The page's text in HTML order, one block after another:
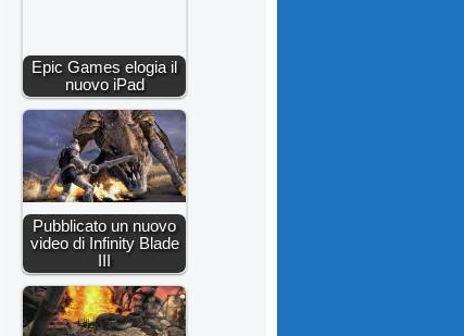
Epic Games elogia il
nuovo iPad
Pubblicato un nuovo
video di Infinity Blade
III